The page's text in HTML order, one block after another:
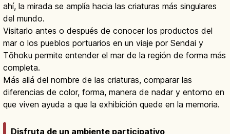
ahí, la mirada se amplía hacia las criaturas más singulares
del mundo.
Visitarlo antes o después de conocer los productos del
mar o los pueblos portuarios en un viaje por Sendai y
Tōhoku permite entender el mar de la región de forma más
completa.
Más allá del nombre de las criaturas, comparar las
diferencias de color, forma, manera de nadar y entorno en
que viven ayuda a que la exhibición quede en la memoria.
Disfruta de un ambiente participativo